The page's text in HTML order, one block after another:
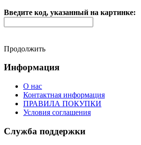
Введите код, указанный на картинке:
Продолжить
Информация
О нас
Контактная информация
ПРАВИЛА ПОКУПКИ
Условия соглашения
Служба поддержки